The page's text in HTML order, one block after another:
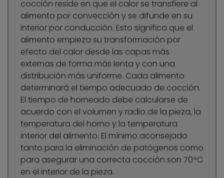
cocción reside en que el calor se transfiere al
alimento por convección y se difunde en su
interior por conducción. Esto significa que el
alimento empieza su transformación por
efecto del calor desde las capas más
externas de forma más lenta y con una
distribución más uniforme. Cada alimento
determinará el tiempo adecuado de cocción.
El tiempo de horneado debe calcularse de
acuerdo con el volumen y radio de la pieza, la
temperatura del horno y la temperatura
interior del alimento. El mínimo aconsejado
tanto para la eliminación de patógenos como
para asegurar una correcta cocción son 70ºC
en el interior de la pieza.